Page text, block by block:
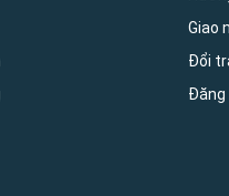
Giao
Đổi
Đăng